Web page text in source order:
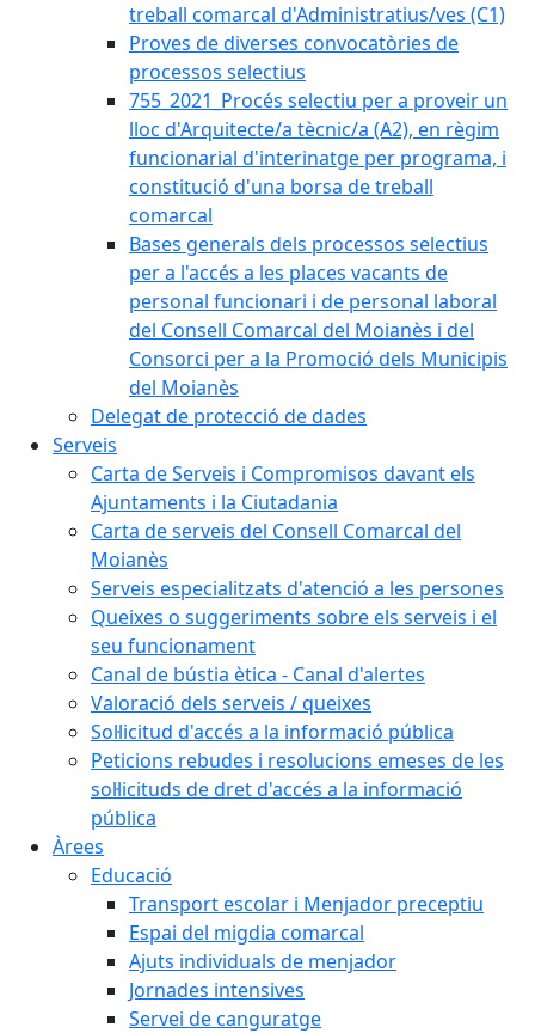
treball comarcal d'Administratius/ves (C1)
Proves de diverses convocatòries de
processos selectius
755_2021_Procés selectiu per a proveir un
lloc d'Arquitecte/a tècnic/a (A2), en règim
funcionarial d'interinatge per programa, i
constitució d'una borsa de treball
comarcal
Bases generals dels processos selectius
per a l'accés a les places vacants de
personal funcionari i de personal laboral
del Consell Comarcal del Moianès i del
Consorci per a la Promoció dels Municipis
del Moianès
Delegat de protecció de dades
Serveis
Carta de Serveis i Compromisos davant els
Ajuntaments i la Ciutadania
Carta de serveis del Consell Comarcal del
Moianès
Serveis especialitzats d'atenció a les persones
Queixes o suggeriments sobre els serveis i el
seu funcionament
Canal de bústia ètica - Canal d'alertes
Valoració dels serveis / queixes
Sol·licitud d'accés a la informació pública
Peticions rebudes i resolucions emeses de les
sol·licituds de dret d'accés a la informació
pública
Àrees
Educació
Transport escolar i Menjador preceptiu
Espai del migdia comarcal
Ajuts individuals de menjador
Jornades intensives
Servei de canguratge